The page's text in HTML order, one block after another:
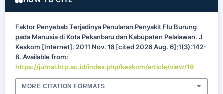
Faktor Penyebab Terjadinya Penularan Penyakit Flu Burung
pada Manusia di Kota Pekanbaru dan Kabupaten Pelalawan. J
Keskom [Internet]. 2011 Nov. 16 [cited 2026 Aug. 6];1(3):142-
8. Available from:
https://jurnal.htp.ac.id/index.php/keskom/article/view/18
MORE CITATION FORMATS